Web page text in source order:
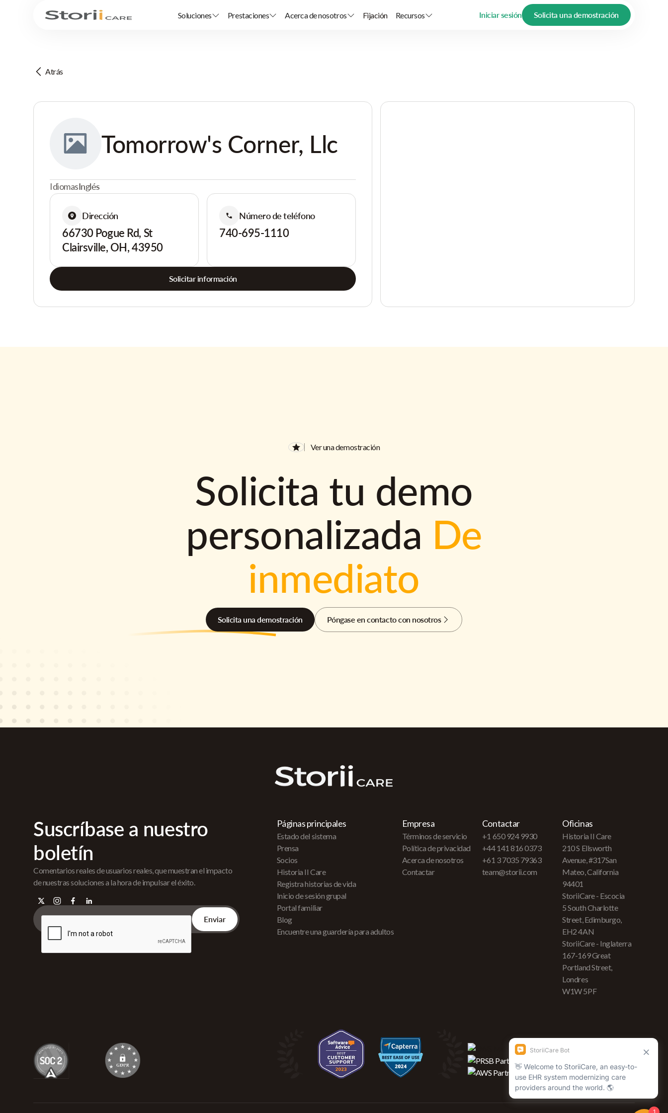
Soluciones Prestaciones Acerca de nosotros Fijación Recursos Iniciar sesión Solicita una demostración
Atrás
Tomorrow's Corner, Llc
IdiomasInglés
Dirección
66730 Pogue Rd, St
Clairsville, OH, 43950
Número de teléfono
740-695-1110
Solicitar información
Ver una demostración
Solicita tu demo
personalizada De
inmediato
Solicita una demostración Póngase en contacto con nosotros
Suscríbase a nuestro
boletín
Comentarios reales de usuarios reales, que muestran el impacto
de nuestras soluciones a la hora de impulsar el éxito.
Páginas principales
Estado del sistema
Prensa
Socios
Historia II Care
Registra historias de vida
Inicio de sesión grupal
Portal familiar
Blog
Encuentre una guardería para adultos
Empresa
Términos de servicio
Política de privacidad
Acerca de nosotros
Contactar
Contactar
+1 650 924 9930
+44 141 816 0373
+61 3 7035 79363
team@storii.com
Oficinas
Historia II Care
210 S Ellsworth
Avenue, #317San
Mateo, California
94401
StoriiCare - Escocia
5 South Charlotte
Street, Edimburgo,
EH2 4AN
StoriiCare - Inglaterra
167-169 Great
Portland Street,
Londres
W1W 5PF